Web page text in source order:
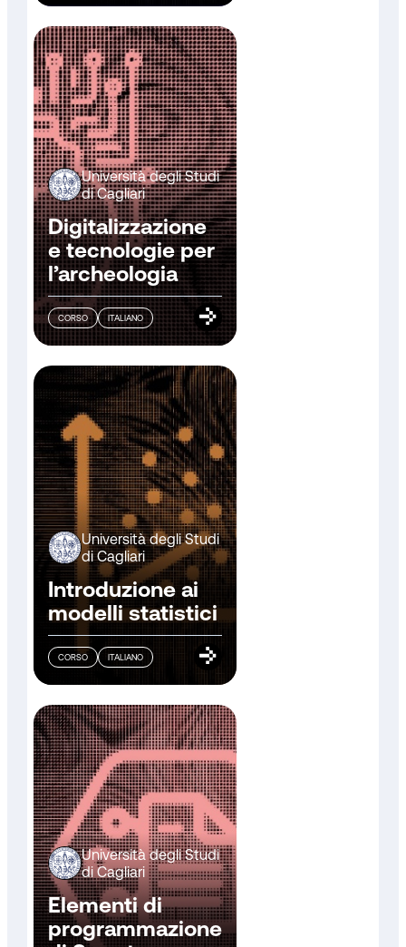
Università degli Studi
di Cagliari
Digitalizzazione
e tecnologie per
l’archeologia
CORSO ITALIANO
Università degli Studi
di Cagliari
Introduzione ai
modelli statistici
CORSO ITALIANO
Università degli Studi
di Cagliari
Elementi di
programmazione